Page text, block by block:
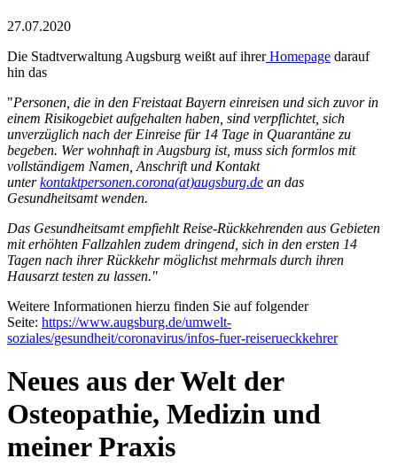
27.07.2020
Die Stadtverwaltung Augsburg weißt auf ihrerHomepage darauf
hin das
"Personen, die in den Freistaat Bayern einreisen und sich zuvor in
einem Risikogebiet aufgehalten haben, sind verpflichtet, sich
unverzüglich nach der Einreise für 14 Tage in Quarantäne zu
begeben. Wer wohnhaft in Augsburg ist, muss sich formlos mit
vollständigem Namen, Anschrift und Kontakt
unterkontaktpersonen.corona(at)augsburg.de an das
Gesundheitsamt wenden.
Das Gesundheitsamt empfiehlt Reise-Rückkehrenden aus Gebieten
mit erhöhten Fallzahlen zudem dringend, sich in den ersten 14
Tagen nach ihrer Rückkehr möglichst mehrmals durch ihren
Hausarzt testen zu lassen."
Weitere Informationen hierzu finden Sie auf folgender
Seite: https://www.augsburg.de/umwelt-
soziales/gesundheit/coronavirus/infos-fuer-reiserueckkehrer
Neues aus der Welt der
Osteopathie, Medizin und
meiner Praxis